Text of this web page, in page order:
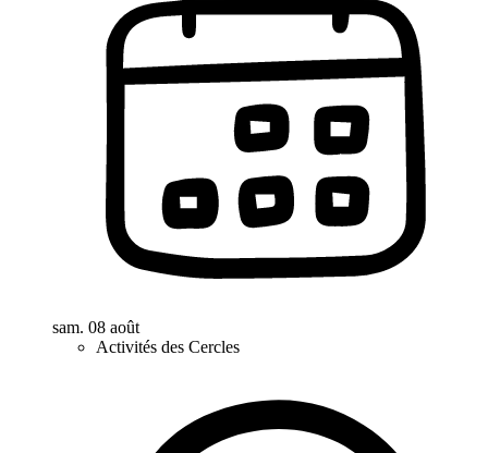
sam. 08 août
Activités des Cercles